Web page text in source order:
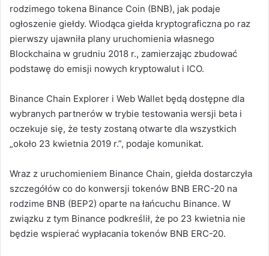
rodzimego tokena Binance Coin (BNB), jak podaje
ogłoszenie giełdy. Wiodąca giełda kryptograficzna po raz
pierwszy ujawniła plany uruchomienia własnego
Blockchaina w grudniu 2018 r., zamierzając zbudować
podstawę do emisji nowych kryptowalut i ICO.
Binance Chain Explorer i Web Wallet będą dostępne dla
wybranych partnerów w trybie testowania wersji beta i
oczekuje się, że testy zostaną otwarte dla wszystkich
„około 23 kwietnia 2019 r.”, podaje komunikat.
Wraz z uruchomieniem Binance Chain, giełda dostarczyła
szczegółów co do konwersji tokenów BNB ERC-20 na
rodzime BNB (BEP2) oparte na łańcuchu Binance. W
związku z tym Binance podkreślił, że po 23 kwietnia nie
będzie wspierać wypłacania tokenów BNB ERC-20.